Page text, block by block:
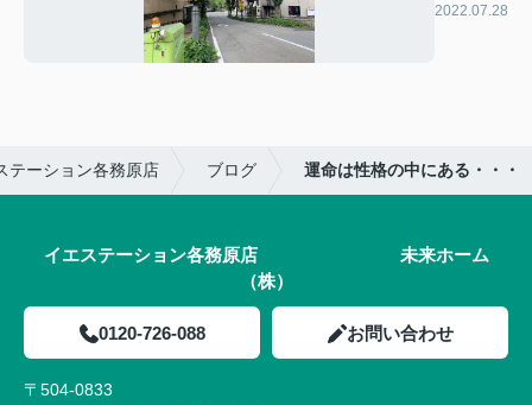
2022.07.28
テーション各務原店 ブログ 運命は性格の中にある・・・
イエステーション各務原店 未来ホーム
（株）
0120-726-088 お問い合わせ
〒504-0833